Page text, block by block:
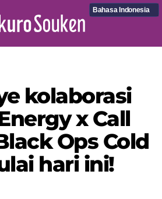
Bahasa Indonesia
kolaborasi
x Call
Ops Cold
hari ini!